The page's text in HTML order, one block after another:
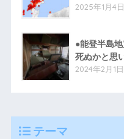
2025年1月4日
●能登半島
死ぬかと思
2024年2月1日
テーマ